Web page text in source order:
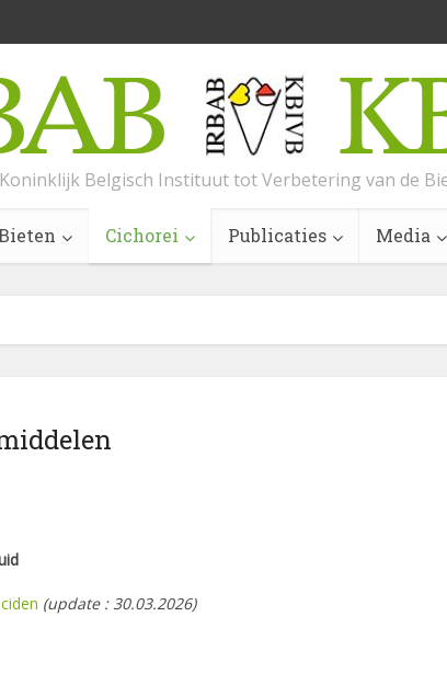
Koninklijk Belgisch Instituut tot Verbetering van de
Cichorei Publicaties Media
(update : 30.03.2026)